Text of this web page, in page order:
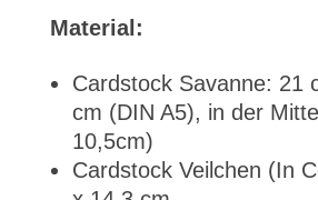
Material:
Cardstock Savanne: 21
cm (DIN A5), in der
10,5cm)
Cardstock Veilchen (In